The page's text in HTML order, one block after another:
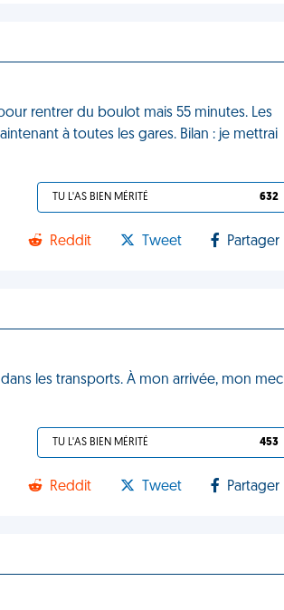
rentrer du boulot mais 55 minutes. Les
à toutes les gares. Bilan : je mettrai
TU L'AS BIEN MÉRITÉ 632
Reddit Tweet Partager
les transports. À mon arrivée, mon mec
TU L'AS BIEN MÉRITÉ 453
Reddit Tweet Partager